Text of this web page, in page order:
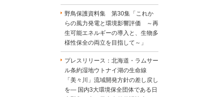
野鳥保護資料集 第30集「これか
らの風力発電と環境影響評価 ～再
生可能エネルギーの導入と、生物多
様性保全の両立を目指して～」
プレスリリース：北海道・ラムサー
ル条約湿地ウトナイ湖の生命線
「美々川」流域開発方針の差し戻し
を― 国内3大環境保全団体である日